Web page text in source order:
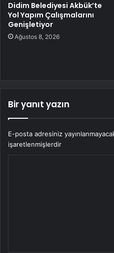
Didim Belediyesi Akbük’te
Yol Yapım Çalışmalarını
Genişletiyor
Ağustos 8, 2026
Bir yanıt yazın
E-posta adresiniz
işaretlenmişlerdir